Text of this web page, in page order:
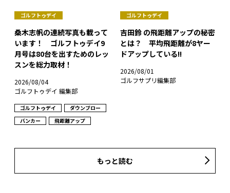
ゴルフトゥデイ
桑木志帆の連続写真も載って
います！ ゴルフトゥデイ9
月号は80台を出すためのレッ
スンを総力取材！
2026/08/04
ゴルフトゥデイ 編集部
ゴルフトゥデイ
ダウンブロー
バンカー
飛距離アップ
ゴルフトゥデイ
吉田鈴 の飛距離アップの秘密
とは？ 平均飛距離が8ヤー
ドアップしている!!
2026/08/01
ゴルフサプリ編集部
もっと読む